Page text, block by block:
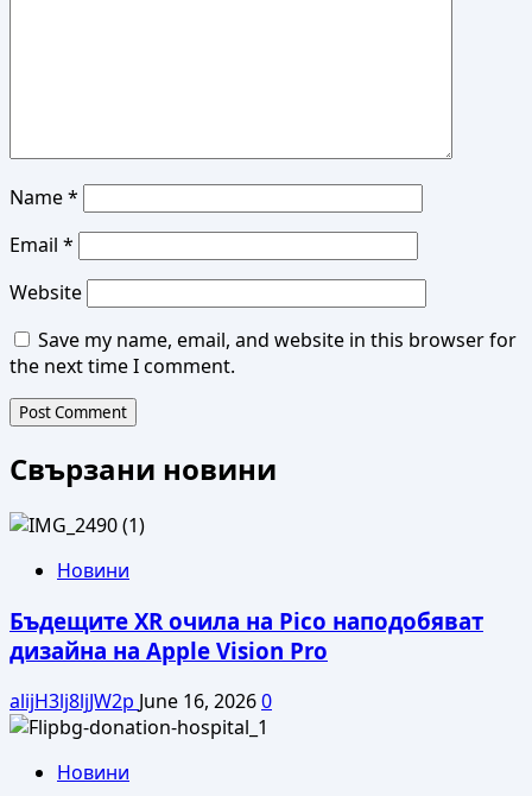
Name*
Email *
Website
Save my name, email, and website in this browser for
the next time I comment.
Свързани новини
Новини
Бъдещите XR очила на Pico наподобяват
дизайна на Apple Vision Pro
alijH3lj8ljJW2p June 16, 20260
Новини